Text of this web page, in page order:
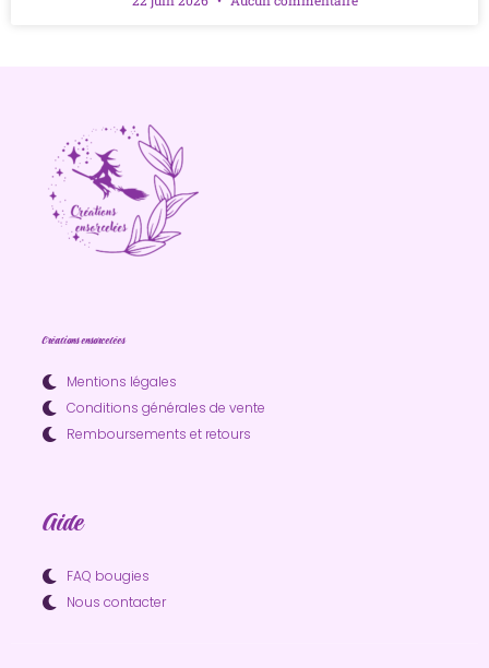
Créations ensorcelées
Mentions légales
Conditions générales de vente
Remboursements et retours
Aide
FAQ bougies
Nous contacter